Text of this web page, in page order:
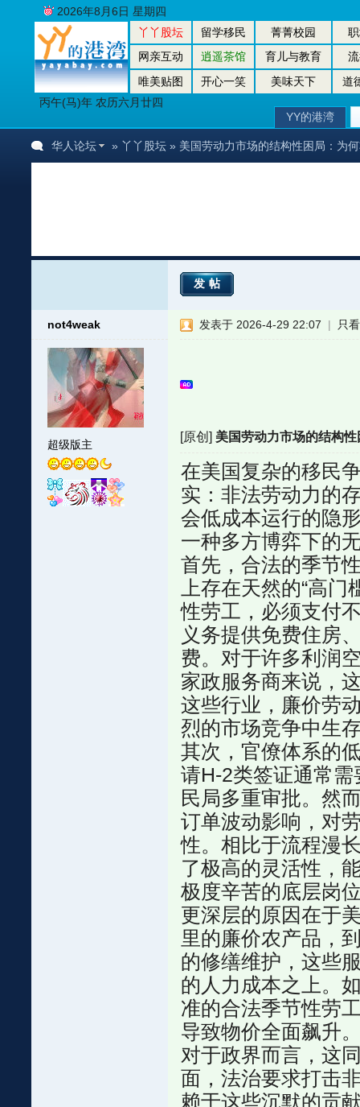
丫丫股坛 留学移民 菁菁校园
网亲互动
逍遥茶馆 育儿与教育
唯美贴图
开心一笑 美味天下
道
丙午(马)年 农历六月廿四
2026年8月6日 星期四
YY的港湾
华人论坛 » 丫丫股坛 » 美国劳动力市场的结构性困局：为
发帖
not4weak
超级版主
发表于 2026-4-29 22:07 | 只
[原创] 美国劳动力市场的结构
在美国复杂的移民
实：非法劳动力的
会低成本运行的隐
一种多方博弈下的
首先，合法的季节
上存在天然的“高
性劳工，必须支付
义务提供免费住房
费。对于许多利润
家政服务商来说，
这些行业，廉价劳
烈的市场竞争中生
其次，官僚体系的
请H-2类签证通常
民局多重审批。然
订单波动影响，对
性。相比于流程漫
了极高的灵活性，
极度辛苦的底层岗
更深层的原因在于
里的廉价农产品，
的修缮维护，这些
的人力成本之上。
准的合法季节性劳
导致物价全面飙升
对于政界而言，这
面，法治要求打击
赖于这些沉默的贡